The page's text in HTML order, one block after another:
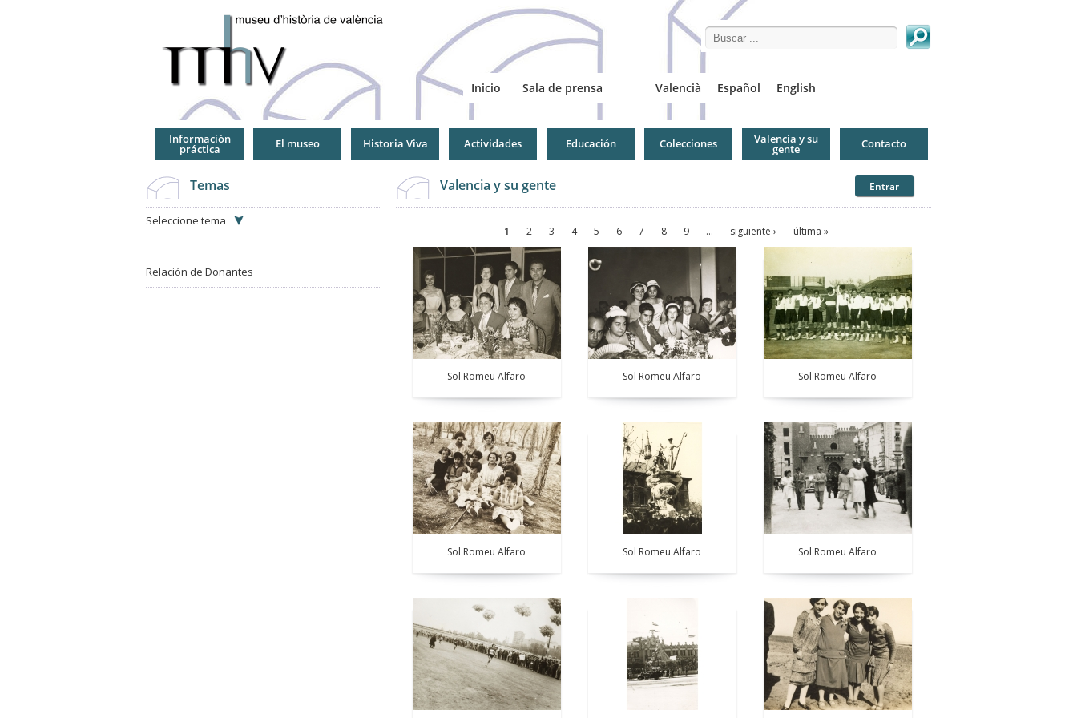
Search this site
Valencià Español English
Inicio Sala de prensa
Información
práctica El museo Historia Viva Actividades Educación Colecciones Valencia y su
gente Contacto
Temas
Seleccione tema
Relación de Donantes
Valencia y su gente Entrar
1 2 3 4 5 6 7 8 9 … siguiente › última »
Sol Romeu Alfaro Sol Romeu Alfaro Sol Romeu Alfaro
Sol Romeu Alfaro Sol Romeu Alfaro Sol Romeu Alfaro
Páginas